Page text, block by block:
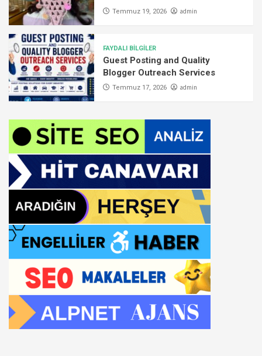
Temmuz 19, 2026 admin
FAYDALI BİLGİLER
Guest Posting and Quality
Blogger Outreach Services
Temmuz 17, 2026 admin